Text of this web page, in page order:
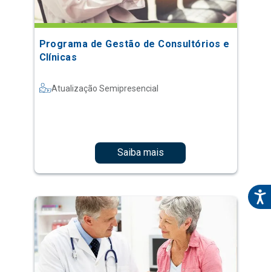
Programa de Gestão de Consultórios e
Clínicas
Atualização Semipresencial
Saiba mais